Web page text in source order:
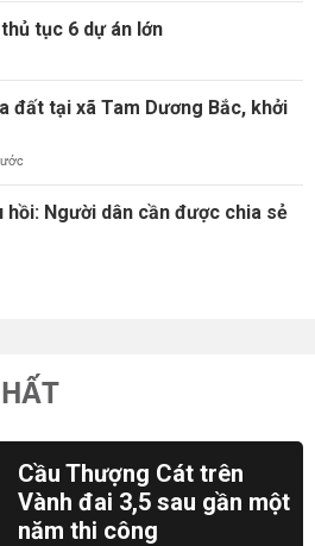
tục 6 dự án lớn
đất tại xã Tam Dương Bắc, khởi
Người dân cần được chia sẻ
Cầu Thượng Cát trên
Vành đai 3,5 sau gần một
năm thi công